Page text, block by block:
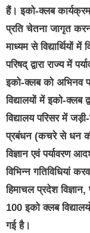
हैं। इको-क्लब कार्यक्रम
प्रति चेतना जागृत
माध्यम से विद्यार्थियों
परिषद् द्वारा राज्य में
इको-क्लब को अभिनव
विद्यालयों में इको-
विद्यालय परिसर में
प्रबंधन (कचरे से धन
विज्ञान एवं पर्यावरण
विभिन्न गतिविधियां
हिमाचल प्रदेश विज्ञान,
100 इको क्लब
गई है।